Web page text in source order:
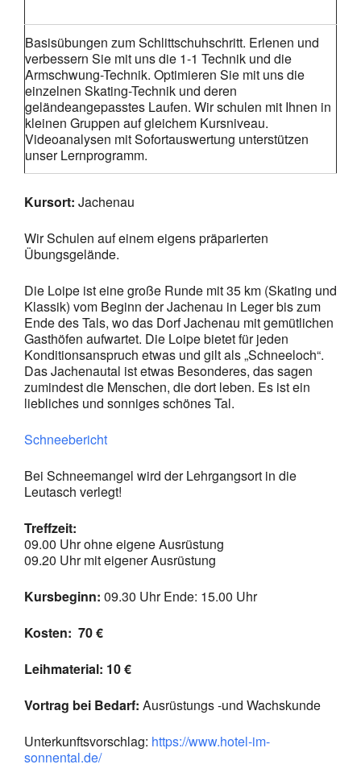
Basisübungen zum Schlittschuhschritt. Erlenen und
verbessern Sie mit uns die 1-1 Technik und die
Armschwung-Technik. Optimieren Sie mit uns die
einzelnen Skating-Technik und deren
geländeangepasstes Laufen. Wir schulen mit Ihnen in
kleinen Gruppen auf gleichem Kursniveau.
Videoanalysen mit Sofortauswertung unterstützen
unser Lernprogramm.
Kursort: Jachenau
Wir Schulen auf einem eigens präparierten
Übungsgelände.
Die Loipe ist eine große Runde mit 35 km (Skating und
Klassik) vom Beginn der Jachenau in Leger bis zum
Ende des Tals, wo das Dorf Jachenau mit gemütlichen
Gasthöfen aufwartet. Die Loipe bietet für jeden
Konditionsanspruch etwas und gilt als „Schneeloch“.
Das Jachenautal ist etwas Besonderes, das sagen
zumindest die Menschen, die dort leben. Es ist ein
liebliches und sonniges schönes Tal.
Schneebericht
Bei Schneemangel wird der Lehrgangsort in die
Leutasch verlegt!
Treffzeit:
09.00 Uhr ohne eigene Ausrüstung
09.20 Uhr mit eigener Ausrüstung
Kursbeginn: 09.30 Uhr Ende: 15.00 Uhr
Kosten: 70€
Leihmaterial: 10 €
Vortrag bei Bedarf: Ausrüstungs -und Wachskunde
Unterkunftsvorschlag: https://www.hotel-im-
sonnental.de/